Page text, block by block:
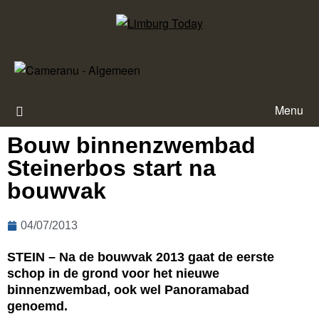
Menu
Bouw binnenzwembad
Steinerbos start na
bouwvak
04/07/2013
STEIN – Na de bouwvak 2013 gaat de eerste
schop in de grond voor het nieuwe
binnenzwembad, ook wel Panoramabad
genoemd.